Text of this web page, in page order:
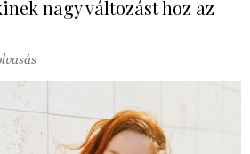
nagy változást hoz az